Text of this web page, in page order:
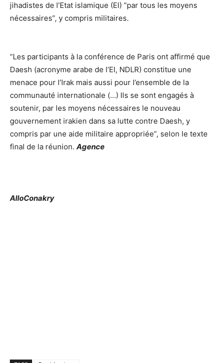
jihadistes de l’Etat islamique (EI) “par tous les moyens
nécessaires”, y compris militaires.
“Les participants à la conférence de Paris ont affirmé que
Daesh (acronyme arabe de l’EI, NDLR) constitue une
menace pour l’Irak mais aussi pour l’ensemble de la
communauté internationale (…) Ils se sont engagés à
soutenir, par les moyens nécessaires le nouveau
gouvernement irakien dans sa lutte contre Daesh, y
compris par une aide militaire appropriée”, selon le texte
final de la réunion. Agence
AlloConakry